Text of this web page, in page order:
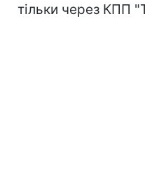
тільки через КПП